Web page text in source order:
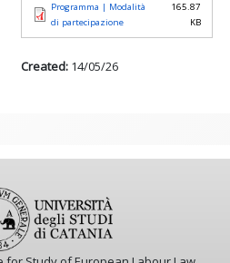
Programma | Modalità
di partecipazione
165.87
KB
Created: 14/05/26